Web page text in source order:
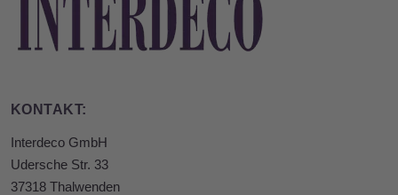
KONTAKT:
Interdeco GmbH
Udersche Str. 33
37318 Thalwenden